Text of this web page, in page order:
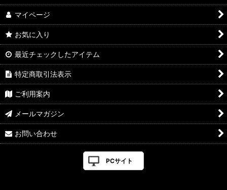
マイページ
お気に入り
最近チェックしたアイテム
特定商取引法表示
ご利用案内
メールマガジン
お問い合わせ
PCサイト